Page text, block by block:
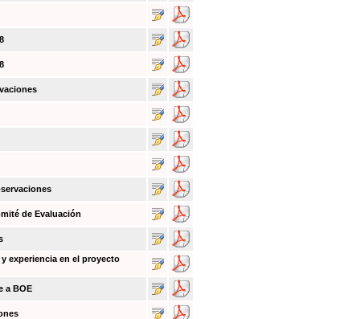
de Evaluación
experiencia en el proyecto
a BOE